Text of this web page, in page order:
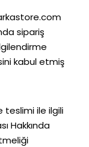
sipariş
kabul etmiş
teslimi ile ilgili
Hakkında